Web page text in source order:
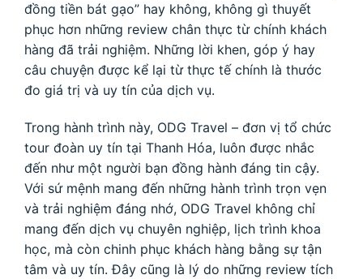
đồng tiền bát gạo” hay không, không gì thuyết
phục hơn những review chân thực từ chính khách
hàng đã trải nghiệm. Những lời khen, góp ý hay
câu chuyện được kể lại từ thực tế chính là thước
đo giá trị và uy tín của dịch vụ.
Trong hành trình này, ODG Travel – đơn vị tổ chức
tour đoàn uy tín tại Thanh Hóa, luôn được nhắc
đến như một người bạn đồng hành đáng tin cậy.
Với sứ mệnh mang đến những hành trình trọn vẹn
và trải nghiệm đáng nhớ, ODG Travel không chỉ
mang đến dịch vụ chuyên nghiệp, lịch trình khoa
học, mà còn chinh phục khách hàng bằng sự tận
tâm và uy tín. Đây cũng là lý do những review tích